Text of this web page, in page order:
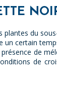
du
certain
de
de